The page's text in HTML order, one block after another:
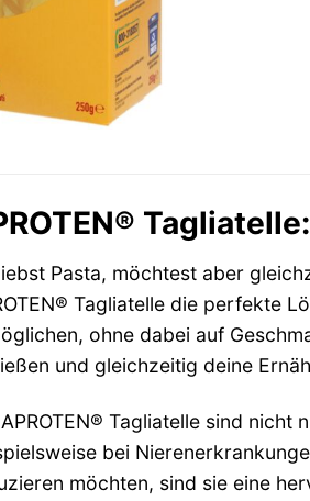
Pasta, möchtest aber
Tagliatelle die perfekte
ohne dabei auf
und gleichzeitig deine
Tagliatelle sind
bei
möchten, sind sie eine